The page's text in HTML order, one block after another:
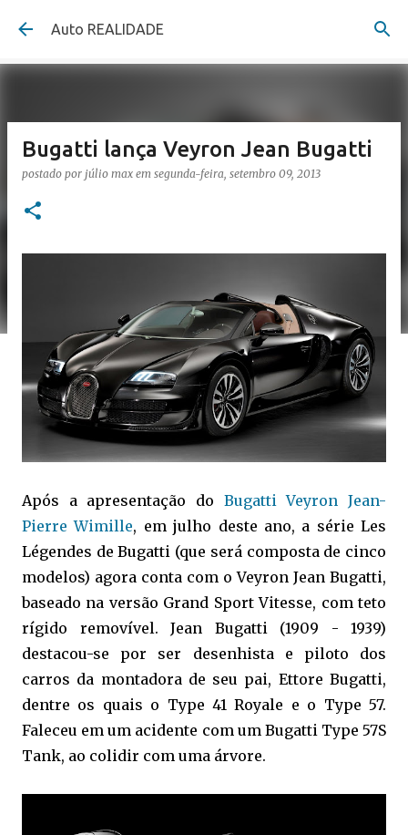
Pular para o conteúdo principal
Auto REALIDADE
Bugatti lança Veyron Jean Bugatti
postado por júlio max em segunda-feira, setembro 09, 2013
Após a apresentação do Bugatti Veyron Jean-
Pierre Wimille, em julho deste ano, a série Les
Légendes de Bugatti (que será composta de cinco
modelos) agora conta com o Veyron Jean Bugatti,
baseado na versão Grand Sport Vitesse, com teto
rígido removível. Jean Bugatti (1909 - 1939)
destacou-se por ser desenhista e piloto dos
carros da montadora de seu pai, Ettore Bugatti,
dentre os quais o Type 41 Royale e o Type 57.
Faleceu em um acidente com um Bugatti Type 57S
Tank, ao colidir com uma árvore.